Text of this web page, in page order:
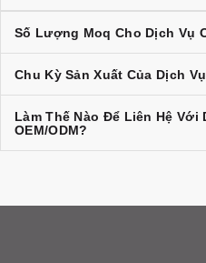
Số Lượng Moq Cho Dịch Vụ
Chu Kỳ Sản Xuất Của Dịch
Làm Thế Nào Để Liên Hệ Với
OEM/ODM?